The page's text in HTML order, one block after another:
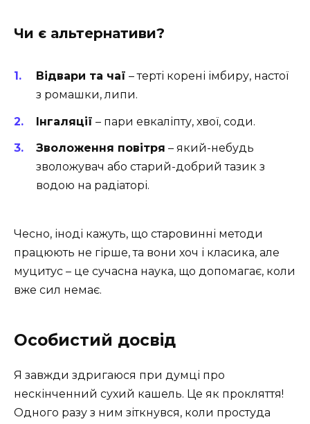
Чи є альтернативи?
Відвари та чаї – терті корені імбиру, настої
з ромашки, липи.
Інгаляції – пари евкаліпту, хвої, соди.
Зволоження повітря – який-небудь
зволожувач або старий-добрий тазик з
водою на радіаторі.
Чесно, іноді кажуть, що старовинні методи
працюють не гірше, та вони хоч і класика, але
муцитус – це сучасна наука, що допомагає, коли
вже сил немає.
Особистий досвід
Я завжди здригаюся при думці про
нескінченний сухий кашель. Це як прокляття!
Одного разу з ним зіткнувся, коли простуда